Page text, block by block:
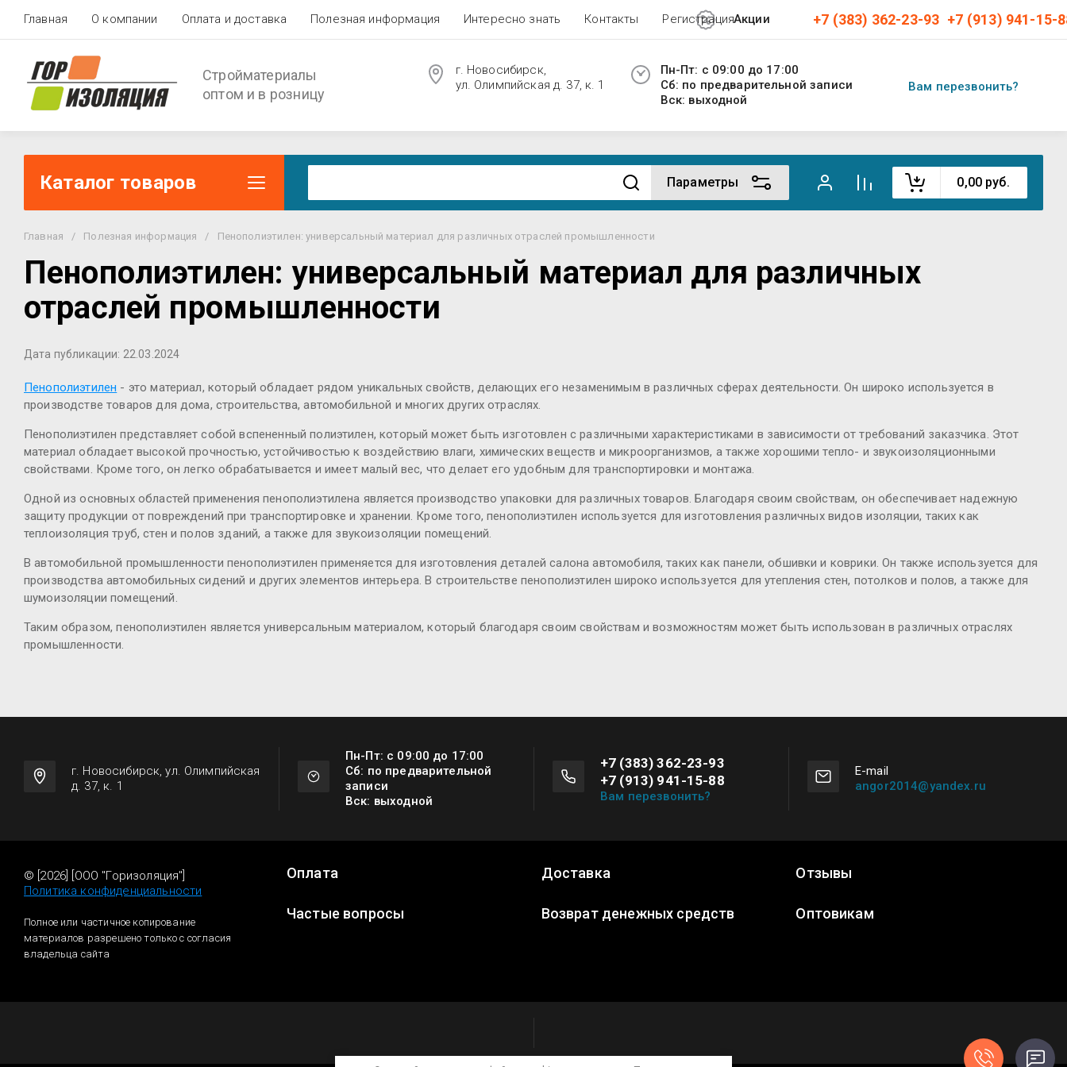
Главная О компании Оплата и доставка Полезная информация Интересно знать Контакты РегистрацияАкции +7 (383) 362-23-93 +7 (913) 941-15-
Стройматериалы
оптом и в розницу
г. Новосибирск,
ул. Олимпийская д. 37, к. 1
Пн-Пт: с 09:00 до 17:00
Сб: по предварительной записи
Вск: выходной
Вам перезвонить?
Каталог товаров Параметры 0,00 руб.
Главная / Полезная информация / Пенополиэтилен: универсальный материал для различных отраслей промышленности
Пенополиэтилен: универсальный материал для различных
отраслей промышленности
Дата публикации: 22.03.2024
Пенополиэтилен - это материал, который обладает рядом уникальных свойств, делающих его незаменимым в различных сферах деятельности. Он широко используется в
производстве товаров для дома, строительства, автомобильной и многих других отраслях.
Пенополиэтилен представляет собой вспененный полиэтилен, который может быть изготовлен с различными характеристиками в зависимости от требований заказчика. Этот
материал обладает высокой прочностью, устойчивостью к воздействию влаги, химических веществ и микроорганизмов, а также хорошими тепло- и звукоизоляционными
свойствами. Кроме того, он легко обрабатывается и имеет малый вес, что делает его удобным для транспортировки и монтажа.
Одной из основных областей применения пенополиэтилена является производство упаковки для различных товаров. Благодаря своим свойствам, он обеспечивает надежную
защиту продукции от повреждений при транспортировке и хранении. Кроме того, пенополиэтилен используется для изготовления различных видов изоляции, таких как
теплоизоляция труб, стен и полов зданий, а также для звукоизоляции помещений.
В автомобильной промышленности пенополиэтилен применяется для изготовления деталей салона автомобиля, таких как панели, обшивки и коврики. Он также используется для
производства автомобильных сидений и других элементов интерьера. В строительстве пенополиэтилен широко используется для утепления стен, потолков и полов, а также для
шумоизоляции помещений.
Таким образом, пенополиэтилен является универсальным материалом, который благодаря своим свойствам и возможностям может быть использован в различных отраслях
промышленности.
г. Новосибирск, ул. Олимпийская
д. 37, к. 1
Пн-Пт: с 09:00 до 17:00
Сб: по предварительной
записи
Вск: выходной
+7 (383) 362-23-93
+7 (913) 941-15-88
Вам перезвонить?
Е-mail
angor2014@yandex.ru
© [2026] [ООО "Горизоляция"]
Политика конфиденциальности
Полное или частичное копирование
материалов разрешено только с согласия
владельца сайта
Оплата Доставка Отзывы
Частые вопросы Возврат денежных средств Оптовикам